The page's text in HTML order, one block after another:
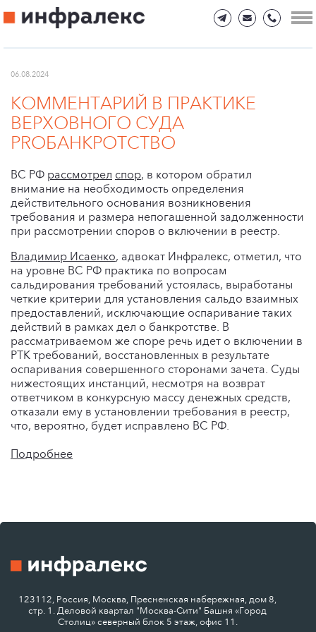
06.08.2024
КОММЕНТАРИЙ В ПРАКТИКЕ
ВЕРХОВНОГО СУДА
PROБАНКРОТСТВО
ВС РФ рассмотрел спор, в котором обратил
внимание на необходимость определения
действительного основания возникновения
требования и размера непогашенной задолженности
при рассмотрении споров о включении в реестр.
Владимир Исаенко, адвокат Инфралекс, отметил, что
на уровне ВС РФ практика по вопросам
сальдирования требований устоялась, выработаны
четкие критерии для установления сальдо взаимных
предоставлений, исключающие оспаривание таких
действий в рамках дел о банкротстве. В
рассматриваемом же споре речь идет о включении в
РТК требований, восстановленных в результате
оспаривания совершенного сторонами зачета. Суды
нижестоящих инстанций, несмотря на возврат
ответчиком в конкурсную массу денежных средств,
отказали ему в установлении требования в реестр,
что, вероятно, будет исправлено ВС РФ.
Подробнее
123112, Россия, Москва, Пресненская набережная, дом 8,
стр. 1. Деловой квартал "Москва-Сити" Башня «Город
Столиц» северный блок 5 этаж, офис 11.